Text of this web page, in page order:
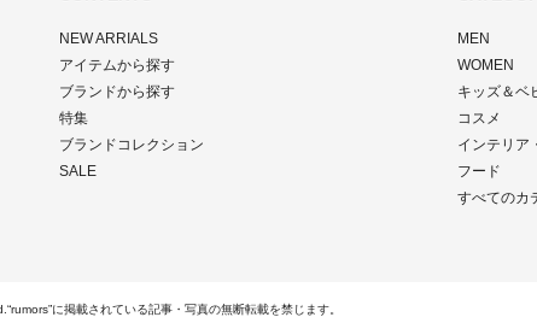
NEW ARRIALS
アイテムから探す
ブランドから探す
特集
ブランドコレクション
SALE
MEN
WOMEN
キッズ＆ベ
コスメ
インテリア
フード
すべてのカ
に掲載されている記事・写真の無断転載を禁じます。